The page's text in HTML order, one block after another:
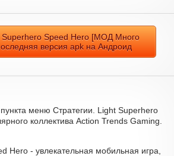
Superhero Speed Hero [МОД Много
версия apk на Андроид
меню Стратегии. Light Superhero
коллектива Action Trends Gaming.
Hero - увлекательная мобильная игра,